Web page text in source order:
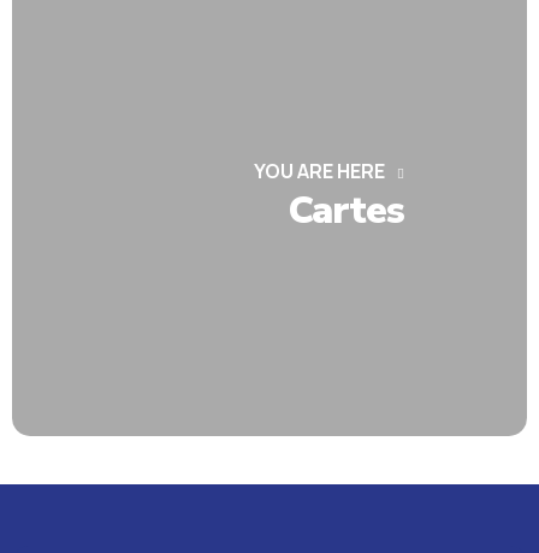
YOU ARE HERE
Cartes